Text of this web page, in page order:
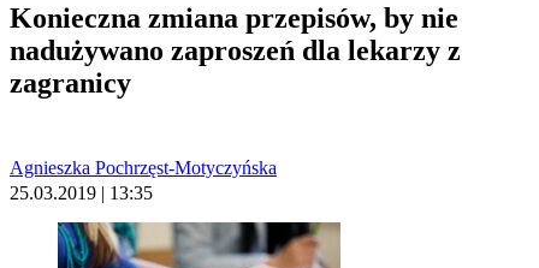
Konieczna zmiana przepisów, by nie
nadużywano zaproszeń dla lekarzy z
zagranicy
Agnieszka Pochrzęst-Motyczyńska
25.03.2019 | 13:35